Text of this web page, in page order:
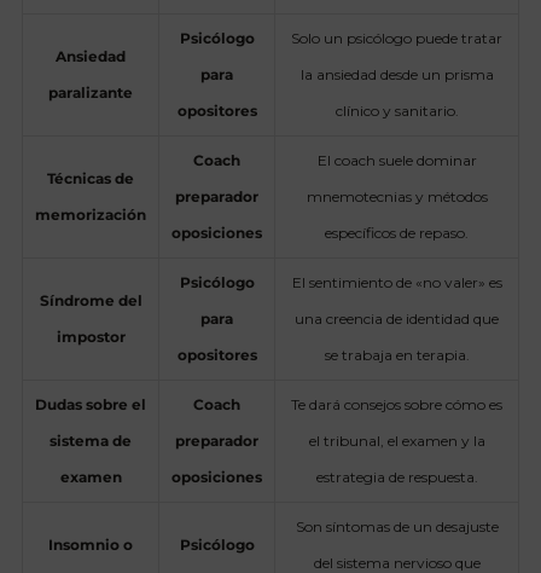
Ansiedad
paralizante
Psicólogo
para
opositores
Solo un psicólogo puede tratar
la ansiedad desde un prisma
clínico y sanitario.
Técnicas de
memorización
Coach
preparador
oposiciones
El coach suele dominar
mnemotecnias y métodos
específicos de repaso.
Síndrome del
impostor
Psicólogo
para
opositores
El sentimiento de «no valer» es
una creencia de identidad que
se trabaja en terapia.
Dudas sobre el
sistema de
examen
Coach
preparador
oposiciones
Te dará consejos sobre cómo es
el tribunal, el examen y la
estrategia de respuesta.
Insomnio o
Psicólogo
Son síntomas de un desajuste
del sistema nervioso que